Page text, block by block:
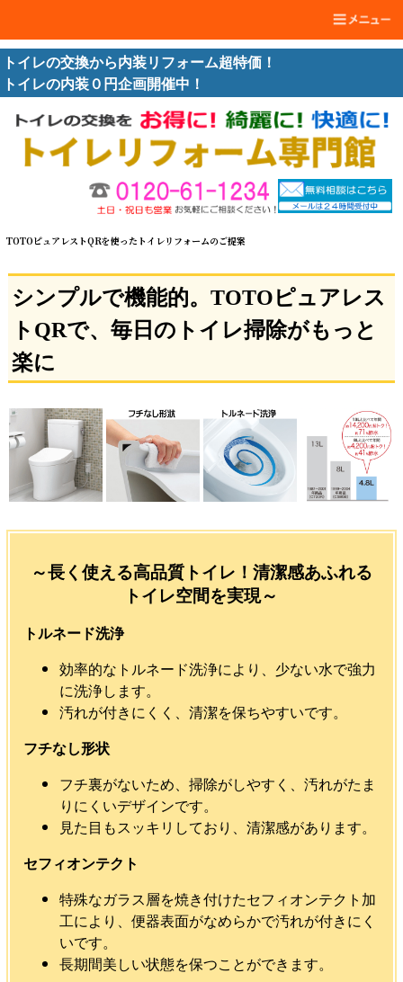
トイレの交換から内装リフォーム超特価！
トイレの内装０円企画開催中！
TOTOピュアレストQRを使ったトイレリフォームのご提案
シンプルで機能的。TOTOピュアレス
トQRで、毎日のトイレ掃除がもっと
楽に
～長く使える高品質トイレ！清潔感あふれる
トイレ空間を実現～
トルネード洗浄
効率的なトルネード洗浄により、少ない水で強力
に洗浄します。
汚れが付きにくく、清潔を保ちやすいです。
フチなし形状
フチ裏がないため、掃除がしやすく、汚れがたま
りにくいデザインです。
見た目もスッキリしており、清潔感があります。
セフィオンテクト
特殊なガラス層を焼き付けたセフィオンテクト加
工により、便器表面がなめらかで汚れが付きにく
いです。
長期間美しい状態を保つことができます。